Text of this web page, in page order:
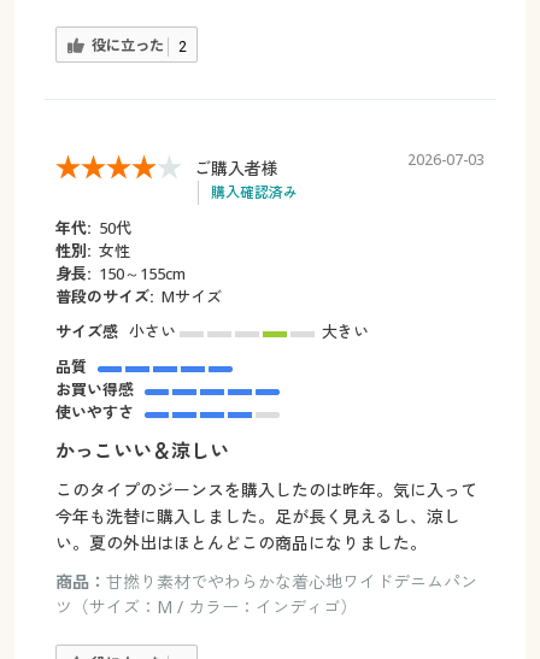
役に立った 2
ご購入者様
購入確認済み
2026-07-03
年代: 50代
性別: 女性
身長: 150～155cm
普段のサイズ: Мサイズ
サイズ感 小さい
大きい
品質
お買い得感
使いやすさ
かっこいい＆涼しい
このタイプのジーンスを購入したのは昨年。気に入って
今年も洗替に購入しました。足が長く見えるし、涼し
い。夏の外出はほとんどこの商品になりました。
商品： 甘撚り素材でやわらかな着心地ワイドデニムパン
ツ（サイズ：M / カラー：インディゴ）